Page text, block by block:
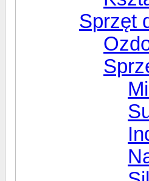
Sprzęt